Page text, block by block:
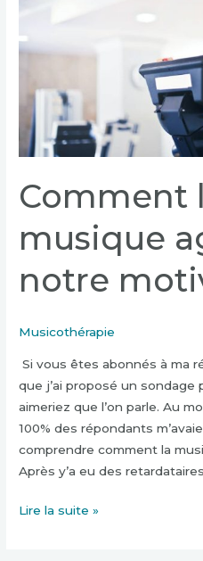
Comment
musique
notre
Musicothérapie
Si vous êtes abonnés à ma
que j’ai proposé un sondage
aimeriez que l’on parle. Au
100% des répondants
comprendre comment la
Après y’a eu des
sur
motivation
Lire la suite »